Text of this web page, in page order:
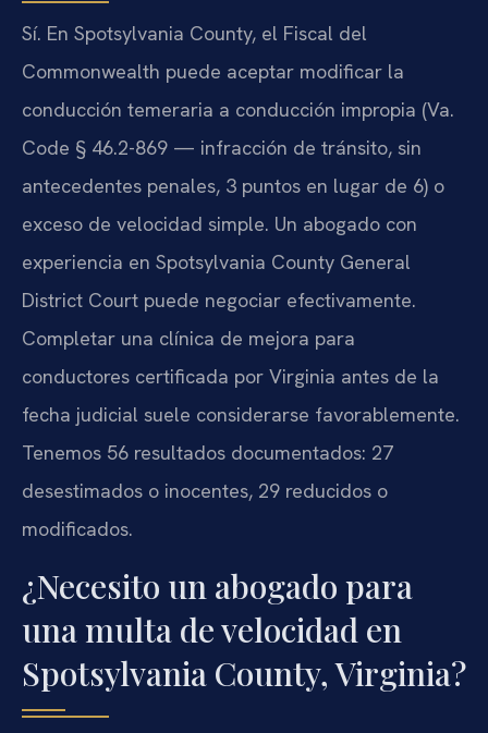
Sí. En Spotsylvania County, el Fiscal del
Commonwealth puede aceptar modificar la
conducción temeraria a conducción impropia (Va.
Code § 46.2-869 — infracción de tránsito, sin
antecedentes penales, 3 puntos en lugar de 6) o
exceso de velocidad simple. Un abogado con
experiencia en Spotsylvania County General
District Court puede negociar efectivamente.
Completar una clínica de mejora para
conductores certificada por Virginia antes de la
fecha judicial suele considerarse favorablemente.
Tenemos 56 resultados documentados: 27
desestimados o inocentes, 29 reducidos o
modificados.
¿Necesito un abogado para
una multa de velocidad en
Spotsylvania County, Virginia?